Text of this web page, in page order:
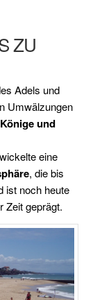
ZU
Adels und
Umwälzungen
Könige und
eine
, die bis
ist noch heute
Zeit geprägt.